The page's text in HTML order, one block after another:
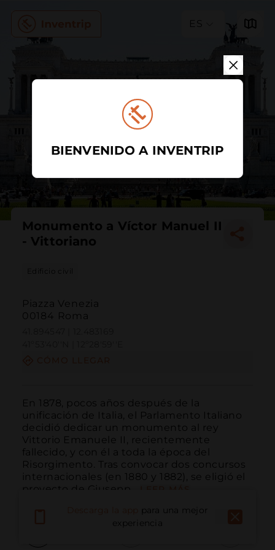
ES
Monumento a Víctor Manuel II
- Vittoriano
Edificio civil
Piazza Venezia
00184 Roma
En 1878, pocos años después de la
unificación de Italia, el Parlamento Italiano
decidió dedicar un monumento al rey
Vittorio Emanuele II, recientemente
fallecido, y con él a toda la época del
Risorgimento. Tras convocar dos concursos
internacionales (en 1880 y 1882), se eligió el
proyecto de Giusepp...
para una mejor
experiencia
BIENVENIDO A INVENTRIP